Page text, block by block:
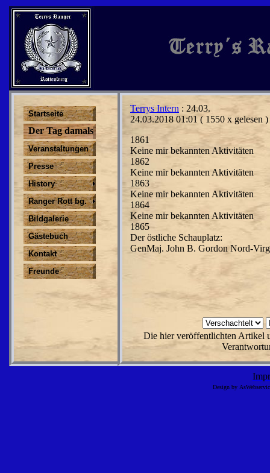
Startseite
Der Tag damals
Veranstaltungen
Presse
History
Ranger Rott bg.
Bildgalerie
Gästebuch
Kontakt
Freunde
Terrys Intern : 24.03.
24.03.2018 01:01 ( 1550 x gelesen )
1861
Keine mir bekannten Aktivitäten
1862
Keine mir bekannten Aktivitäten
1863
Keine mir bekannten Aktivitäten
1864
Keine mir bekannten Aktivitäten
1865
Der östliche Schauplatz:
GenMaj. John B. Gordon Nord-
Die hier veröffentlichten Artikel
Design by